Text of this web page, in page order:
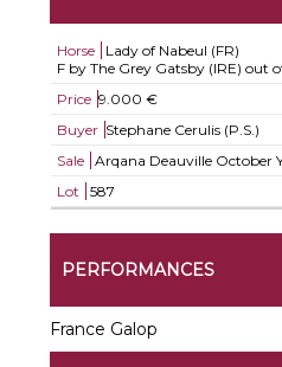
Horse
Lady of Nabeul (FR)
F by The Grey Gatsby (IRE) out
Price 9.000 €
Buyer Stephane Cerulis (P.S.)
Sale
Arqana Deauville October
Lot
587
PERFORMANCES
France Galop